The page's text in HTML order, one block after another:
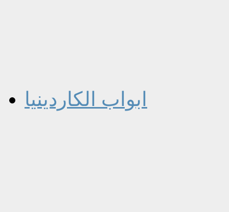
ابواب الكاردينيا